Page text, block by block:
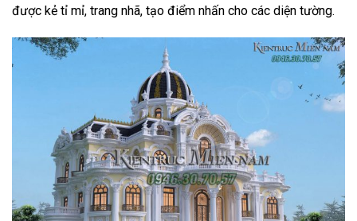
được kẻ tỉ mỉ, trang nhã, tạo điểm nhấn cho các diện tường.